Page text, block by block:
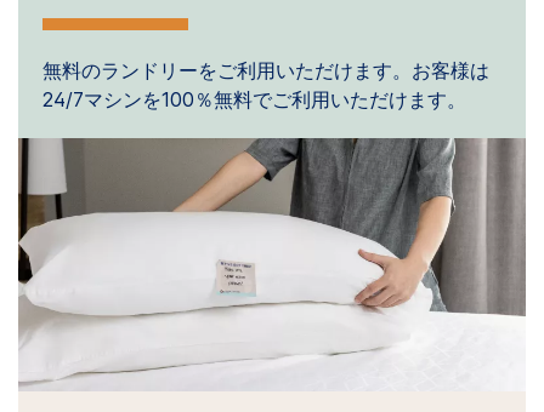
無料のランドリーをご利用いただけます。お客様は
24/7マシンを100％無料でご利用いただけます。